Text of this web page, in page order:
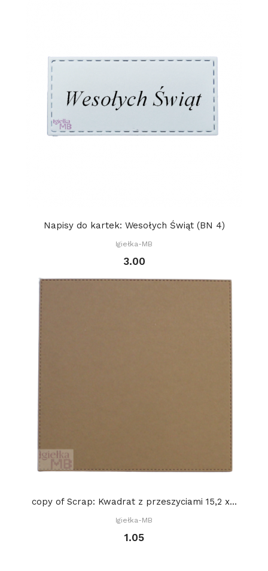
Napisy do kartek: Wesołych Świąt (BN 4)
Igiełka-MB
3.00
copy of Scrap: Kwadrat z przeszyciami 15,2 x...
Igiełka-MB
1.05